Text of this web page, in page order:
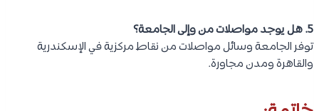
5. هل يوجد مواصلات من وإلى الجامعة؟
توفر الجامعة وسائل مواصلات من نقاط مركزية في الإسكندرية
والقاهرة ومدن مجاورة.